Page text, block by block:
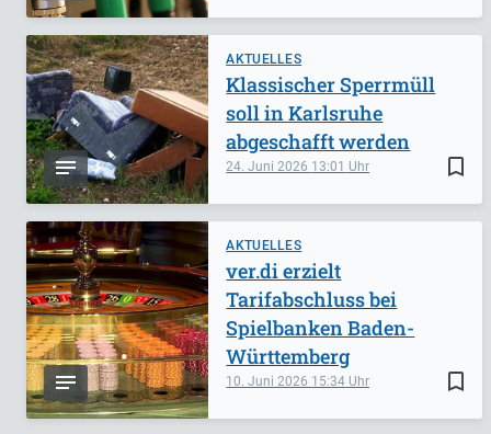
AKTUELLES
bookmark_border
24. Juni 2026 13:01
Klassischer Sperrmüll
soll in Karlsruhe
abgeschafft werden
AKTUELLES
bookmark_border
10. Juni 2026 15:34
ver.di erzielt
Tarifabschluss bei
Spielbanken Baden-
Württemberg